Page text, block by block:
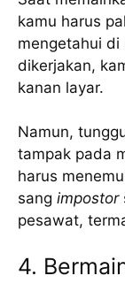
kamu harus
mengetahui di
dikerjakan,
kanan layar.
Namun,
tampak pada
harus
sang impostor
pesawat,
4.